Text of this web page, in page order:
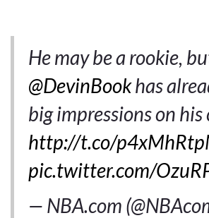
He may be a rookie,
@DevinBookhas
big impressions on his
http://t.co/
pic.twitter.com/
— NBA.com